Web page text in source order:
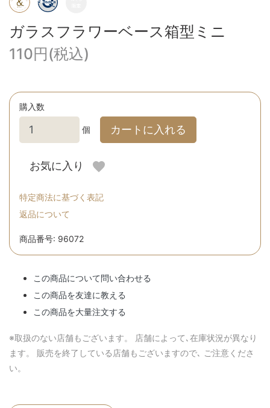
ガラスフラワーベース箱型ミニ
110円(税込)
購入数
個 カートに入れる
お気に入り
特定商法に基づく表記
返品について
商品番号: 96072
この商品について問い合わせる
この商品を友達に教える
この商品を大量注文する
※取扱のない店舗もございます。 店舗によって､在庫状況が異なり
ます。 販売を終了している店舗もございますので､ ご注意くださ
い。